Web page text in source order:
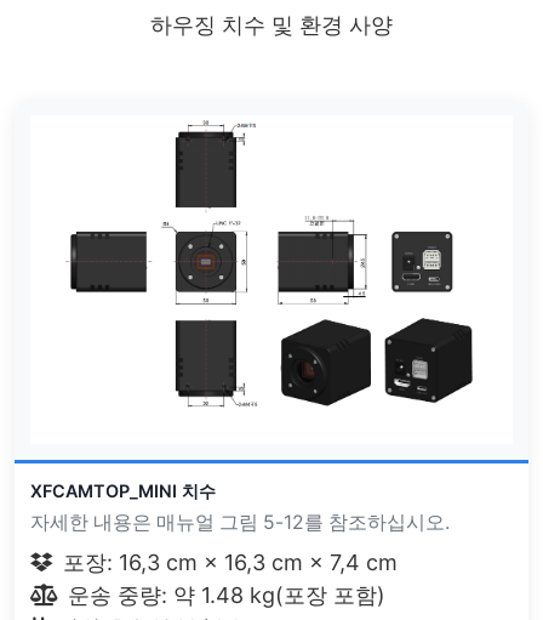
하우징 치수 및 환경 사양
XFCAMTOP_MINI 치수
자세한 내용은 매뉴얼 그림 5-12를 참조하십시오.
포장: 16,3 cm × 16,3 cm × 7,4 cm
운송 중량: 약 1.48 kg(포장 포함)